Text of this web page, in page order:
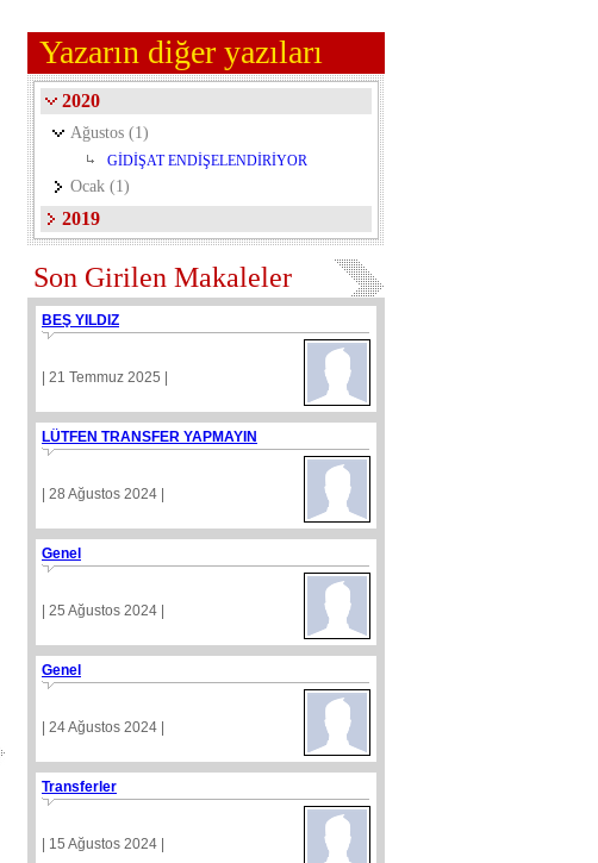
Yazarın diğer yazıları
2020
Ağustos (1)
GİDİŞAT ENDİŞELENDİRİYOR
Ocak (1)
2019
Son Girilen Makaleler
BEŞ YILDIZ
| 21 Temmuz 2025 |
LÜTFEN TRANSFER YAPMAYIN
| 28 Ağustos 2024 |
Genel
| 25 Ağustos 2024 |
Genel
| 24 Ağustos 2024 |
Transferler
| 15 Ağustos 2024 |